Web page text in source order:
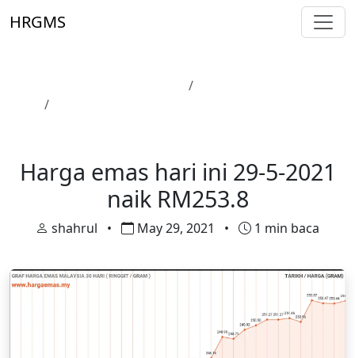
HRGMS
Harga emas hari ini 29-5-2021
naik RM253.8
shahrul • May 29, 2021 • 1 min baca